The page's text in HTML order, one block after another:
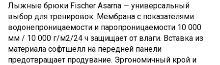
Лыжные брюки Fischer Asarna — универсальный
выбор для тренировок. Мембрана с показателями
водонепроницаемости и паропроницаемости 10 000
мм / 10 000 г/м2/24 ч защищает от влаги. Вставка из
материала софтшелл на передней панели
предотвращает продувание. Эргономичный крой и